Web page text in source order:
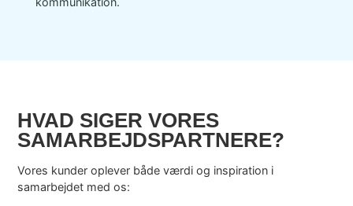
HVAD SIGER VORES
SAMARBEJDSPARTNERE?
Vores kunder oplever både værdi og inspiration i
samarbejdet med os: